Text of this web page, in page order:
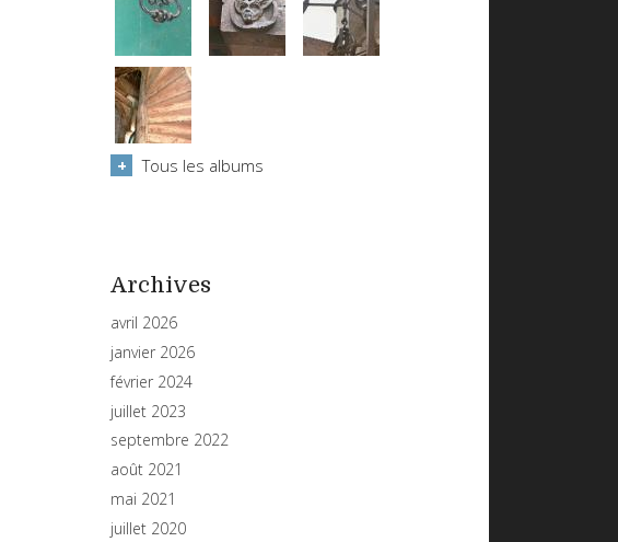
Tous les albums
Archives
avril 2026
janvier 2026
février 2024
juillet 2023
septembre 2022
août 2021
mai 2021
juillet 2020